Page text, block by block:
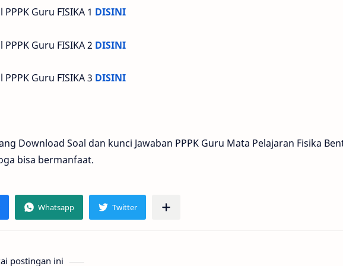
Guru FISIKA 1 DISINI
Guru FISIKA 2 DISINI
Guru FISIKA 3 DISINI
Download Soal dan kunci Jawaban PPPK Guru Mata Pelajaran Fisika
bisa bermanfaat.
postingan ini